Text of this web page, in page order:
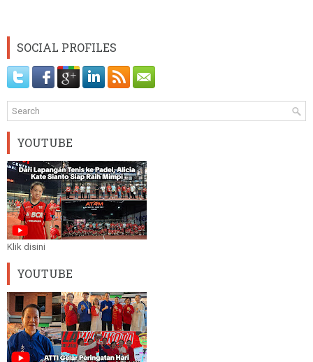
SOCIAL PROFILES
YOUTUBE
Klik disini
YOUTUBE